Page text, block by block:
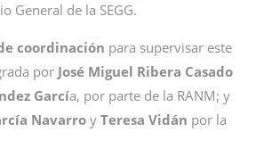
General de la SEGG.
coordinación para supervisar este
por José Miguel Ribera Casado
García, por parte de la RANM; y
Navarro y Teresa Vidán por la